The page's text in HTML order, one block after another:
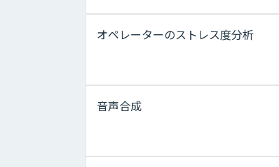
オペレーターのストレス度分析
音声合成